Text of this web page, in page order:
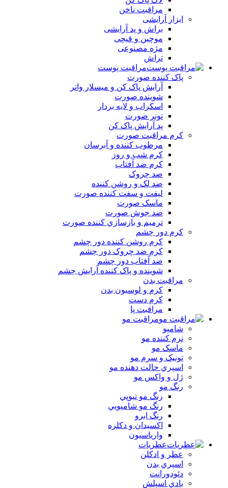
مراقبت ناخن
ابزار آرایشی
براش و پد آرایشی
موچین و قیچی
مژه مصنوعی
تراش
مراقبت پوست
پاک کننده صورت
آرايش پاک کن و ميسلار واتر
شوينده صورت
اسکراب و لايه بردار
تونر صورت
پد آرايش پاک کن
کرم مراقبت صورت
مرطوب کننده و آبرسان
کرم شب و روز
کرم ضد آفتاب
ضد چروک
ضد لک و روشن کننده
ليفت و سفت کننده صورت
ماسک صورت
ضد جوش صورت
ترميم و بازسازي کننده صورت
کرم دور چشم
کرم روشن کننده دور چشم
کرم ضد چروک دور چشم
ضد آفتاب دور چشم
شوينده و پاک کننده آرايش چشم
مراقبت بدن
کرم و لوسيون بدن
کرم دست
مراقبت پا
مراقبت مو
شامپو
نرم کننده مو
ماسک مو
تونيک و سرم مو
اسپري حالت دهنده مو
ژل و واکس مو
رنگ مو
رنگ مو تيوپي
رنگ مو شامپويي
رنگ ابرو
اکسيدان و دکلره
وارياسيون
عطریات
عطر و ادکلن
اسپري بدن
دئودورانت
بادي اسپلش